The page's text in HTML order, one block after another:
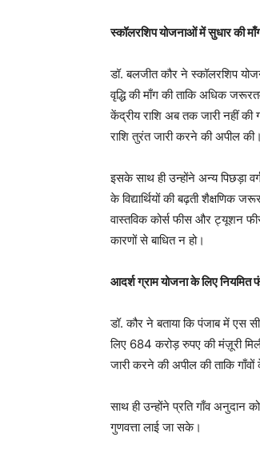
स्कॉलरशिप योजनाओं में सुधार की
डॉ. बलजीत कौर ने स्कॉलरशिप
वृद्धि की माँग की ताकि अधिक
केंद्रीय राशि अब तक जारी नहीं की
राशि तुरंत जारी करने की अपील की।
इसके साथ ही उन्होंने अन्य पिछड़ा
के विद्यार्थियों की बढ़ती शैक्षणिक
वास्तविक कोर्स फीस और ट्यूशन
कारणों से बाधित न हो।
आदर्श ग्राम योजना के लिए नियमित
डॉ. कौर ने बताया कि पंजाब में
लिए 684 करोड़ रुपए की मंज़ूरी
जारी करने की अपील की ताकि
साथ ही उन्होंने प्रति गाँव अनुदान
गुणवत्ता लाई जा सके।